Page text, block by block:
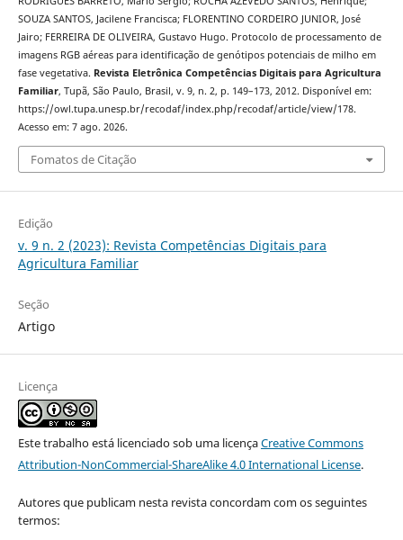
SOUZA SANTOS, Jacilene Francisca; FLORENTINO CORDEIRO JUNIOR, José
Jairo; FERREIRA DE OLIVEIRA, Gustavo Hugo. Protocolo de processamento de
imagens RGB aéreas para identificação de genótipos potenciais de milho em
fase vegetativa. Revista Eletrônica Competências Digitais para Agricultura
Familiar, Tupã, São Paulo, Brasil, v. 9, n. 2, p. 149–173, 2012. Disponível em:
https://owl.tupa.unesp.br/recodaf/index.php/recodaf/article/view/178.
Acesso em: 7 ago. 2026.
Fomatos de Citação
Edição
v. 9 n. 2 (2023): Revista Competências Digitais para
Agricultura Familiar
Seção
Artigo
Licença
Este trabalho está licenciado sob uma licençaCreative Commons
Attribution-NonCommercial-ShareAlike 4.0 International License.
Autores que publicam nesta revista concordam com os seguintes
termos: